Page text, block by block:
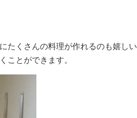
たくさんの料理が作れるのも嬉しい
ことができます。